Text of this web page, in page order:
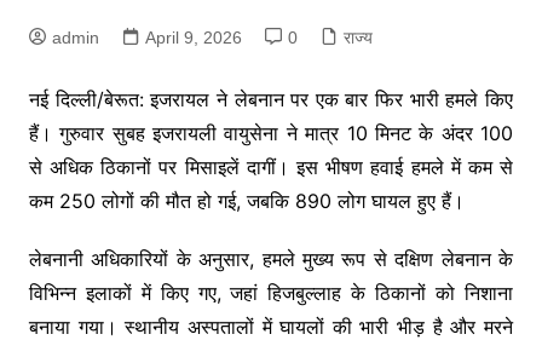
admin April 9, 2026 0 राज्य
नई दिल्ली/बेरूत: इजरायल ने लेबनान पर एक बार फिर भारी हमले किए
हैं। गुरुवार सुबह इजरायली वायुसेना ने मात्र 10 मिनट के अंदर 100
से अधिक ठिकानों पर मिसाइलें दागीं। इस भीषण हवाई हमले में कम से
कम 250 लोगों की मौत हो गई, जबकि 890 लोग घायल हुए हैं।
लेबनानी अधिकारियों के अनुसार, हमले मुख्य रूप से दक्षिण लेबनान के
विभिन्न इलाकों में किए गए, जहां हिजबुल्लाह के ठिकानों को निशाना
बनाया गया। स्थानीय अस्पतालों में घायलों की भारी भीड़ है और मरने